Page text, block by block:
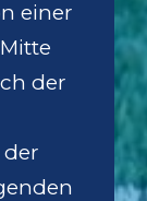
einer
der
der